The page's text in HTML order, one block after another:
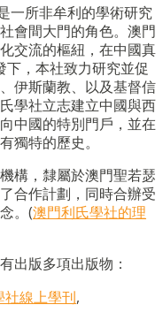
一所非牟利的學術研究
會間大門的角色。澳門
交流的樞紐，在中國真
，本社致力研究並促
伊斯蘭教、以及基督信
學社立志建立中國與西
中國的特別門戶，並在
獨特的歷史。
構，隸屬於澳門聖若瑟
合作計劃，同時合辦受
。(澳門利氏學社的理
出版多項出版物：
線上學刊,